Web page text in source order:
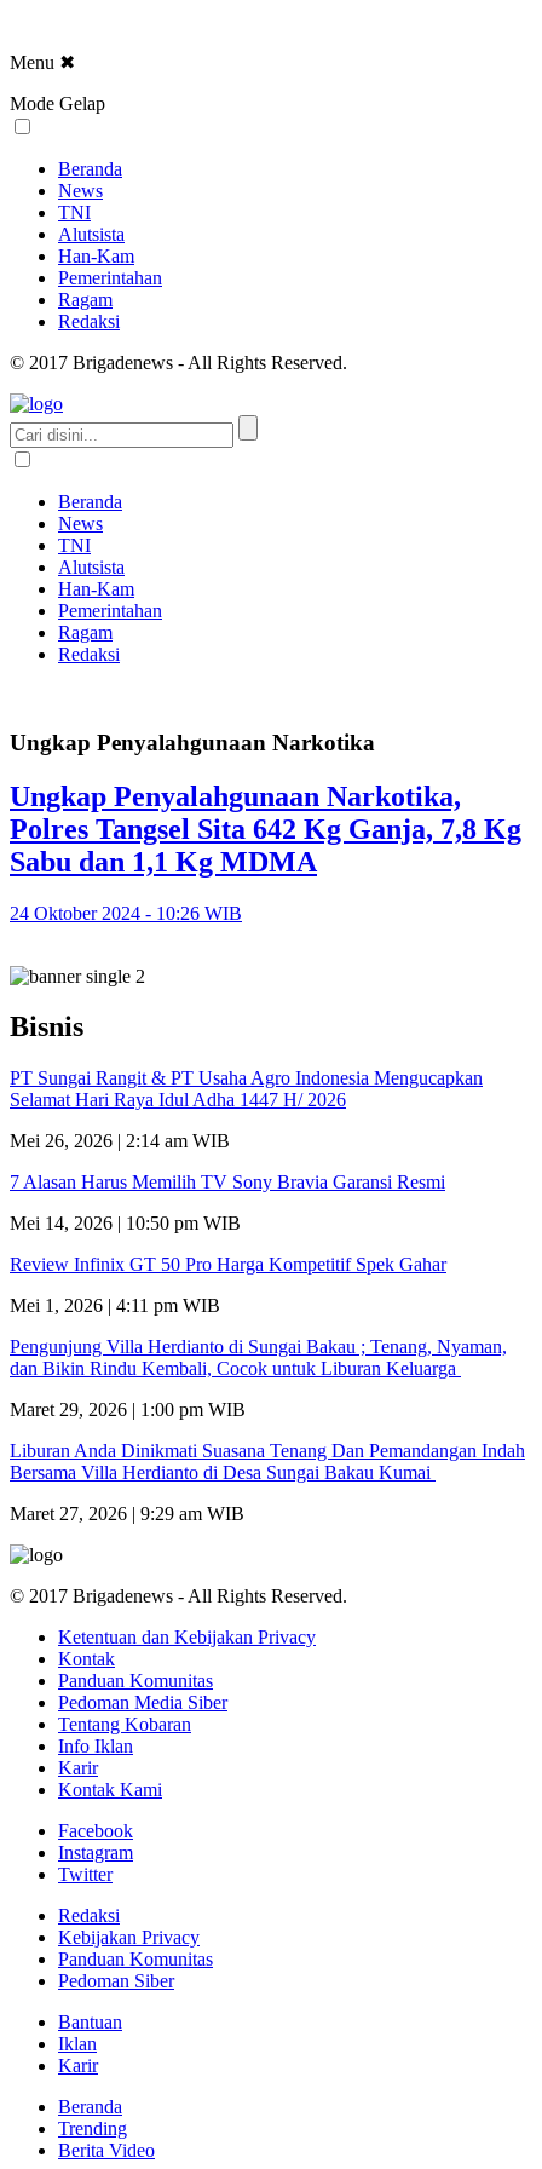
Menu ✖
Mode Gelap
Beranda
News
TNI
Alutsista
Han-Kam
Pemerintahan
Ragam
Redaksi
© 2017 Brigadenews - All Rights Reserved.
Beranda
News
TNI
Alutsista
Han-Kam
Pemerintahan
Ragam
Redaksi
Ungkap Penyalahgunaan Narkotika
Ungkap Penyalahgunaan Narkotika,
Polres Tangsel Sita 642 Kg Ganja, 7,8 Kg
Sabu dan 1,1 Kg MDMA
24 Oktober 2024 - 10:26 WIB
Bisnis
PT Sungai Rangit & PT Usaha Agro Indonesia Mengucapkan
Selamat Hari Raya Idul Adha 1447 H/ 2026
Mei 26, 2026 | 2:14 am WIB
7 Alasan Harus Memilih TV Sony Bravia Garansi Resmi
Mei 14, 2026 | 10:50 pm WIB
Review Infinix GT 50 Pro Harga Kompetitif Spek Gahar
Mei 1, 2026 | 4:11 pm WIB
Pengunjung Villa Herdianto di Sungai Bakau ; Tenang, Nyaman,
dan Bikin Rindu Kembali, Cocok untuk Liburan Keluarga
Maret 29, 2026 | 1:00 pm WIB
Liburan Anda Dinikmati Suasana Tenang Dan Pemandangan Indah
Bersama Villa Herdianto di Desa Sungai Bakau Kumai
Maret 27, 2026 | 9:29 am WIB
© 2017 Brigadenews - All Rights Reserved.
Ketentuan dan Kebijakan Privacy
Kontak
Panduan Komunitas
Pedoman Media Siber
Tentang Kobaran
Info Iklan
Karir
Kontak Kami
Facebook
Instagram
Twitter
Redaksi
Kebijakan Privacy
Panduan Komunitas
Pedoman Siber
Bantuan
Iklan
Karir
Beranda
Trending
Berita Video